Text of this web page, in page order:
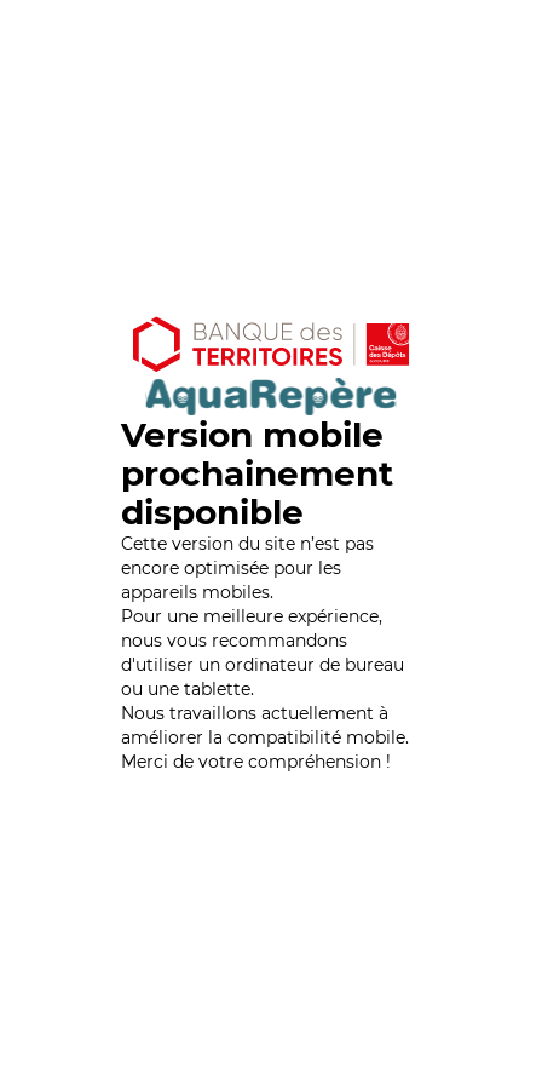
Version mobile
prochainement
disponible
Cette version du site n’est pas
encore optimisée pour les
appareils mobiles.
Pour une meilleure expérience,
nous vous recommandons
d'utiliser un ordinateur de bureau
ou une tablette.
Nous travaillons actuellement à
améliorer la compatibilité mobile.
Merci de votre compréhension !